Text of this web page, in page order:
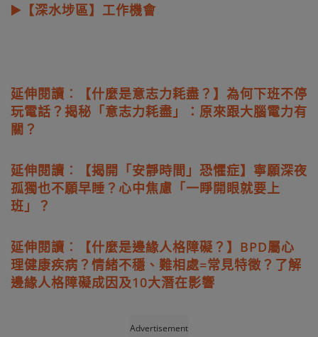
▶️【深水埗區】工作機會
延伸閱讀︰【什麼是意志力耗盡？】為何下班不停
玩電話？揭秘「意志力耗盡」：原來跟大腦電力有
關？
延伸閱讀︰【揭開「安靜時間」恐懼症】寧願深夜
孤獨也不願早睡？心中焦慮「一睜開眼就要上
班」？
延伸閱讀︰【什麼是邊緣人格障礙？】BPD屬心
理健康疾病？情緒不穩、難相處=常見特徵？了解
邊緣人格障礙成因及10大潛在影響
Advertisement